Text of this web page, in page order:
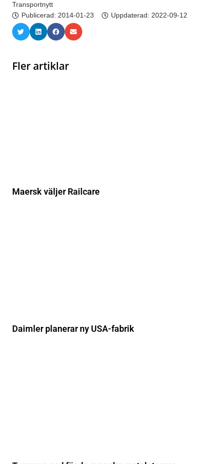
Transportnytt
Publicerad: 2014-01-23 Uppdaterad: 2022-09-12
Fler artiklar
Maersk väljer Railcare
Daimler planerar ny USA-fabrik